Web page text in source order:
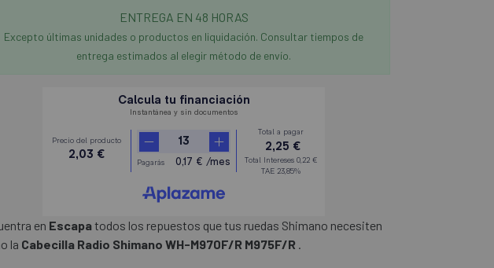
ENTREGA EN 48 HORAS
Excepto últimas unidades o productos en liquidación. Consultar tiempos de
entrega estimados al elegir método de envío.
en Escapatodos los repuestos que tus ruedas Shimano necesiten
la Cabecilla Radio Shimano WH-M970F/R M975F/R .